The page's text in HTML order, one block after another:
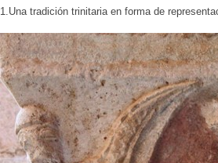
1.Una tradición trinitaria en forma de